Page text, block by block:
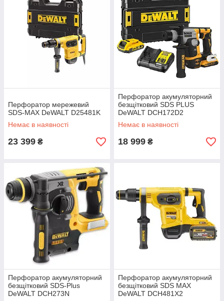
Перфоратор мережевий
SDS-MAX DeWALT D25481K
Немає в наявності
23 399 ₴
Перфоратор акумуляторний
безщітковий SDS PLUS
DeWALT DCH172D2
Немає в наявності
18 999 ₴
Перфоратор акумуляторний
безщітковий SDS-Plus
DeWALT DCH273N
Перфоратор акумуляторний
безщітковий SDS MAX
DeWALT DCH481X2